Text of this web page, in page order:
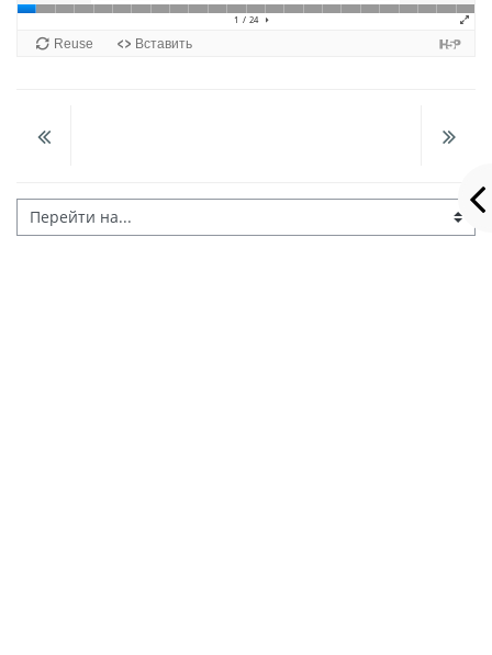
Перейти на...